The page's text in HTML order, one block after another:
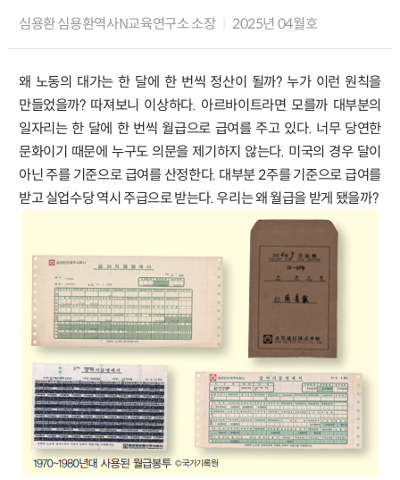
심용환 심용환역사N교육연구소 소장 2025년 04월호
왜 노동의 대가는 한 달에 한 번씩 정산이 될까? 누가 이런 원칙을
만들었을까? 따져보니 이상하다. 아르바이트라면 모를까 대부분의
일자리는 한 달에 한 번씩 월급으로 급여를 주고 있다. 너무 당연한
문화이기 때문에 누구도 의문을 제기하지 않는다. 미국의 경우 달이
아닌 주를 기준으로 급여를 산정한다. 대부분 2주를 기준으로 급여를
받고 실업수당 역시 주급으로 받는다. 우리는 왜 월급을 받게 됐을까?